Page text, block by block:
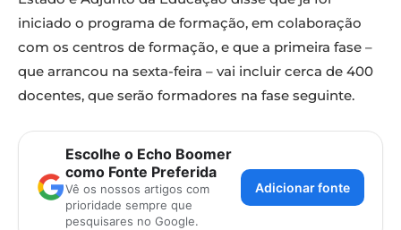
iniciado o programa de formação, em colaboração
com os centros de formação, e que a primeira fase –
que arrancou na sexta-feira – vai incluir cerca de 400
docentes, que serão formadores na fase seguinte.
Escolhe o Echo Boomer
como Fonte Preferida
Vê os nossos artigos com
prioridade sempre que
pesquisares no Google.
Adicionar fonte